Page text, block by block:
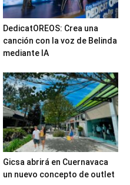
DedicatOREOS: Crea una
canción con la voz de Belinda
mediante IA
Gicsa abrirá en Cuernavaca
un nuevo concepto de outlet